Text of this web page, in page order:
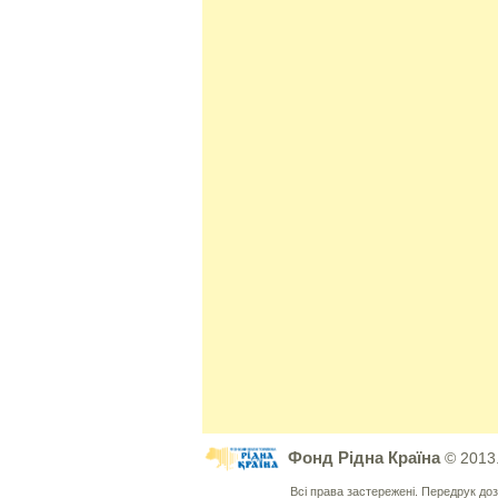
Фонд Рідна Країна©
Всі права застережені. Передрук